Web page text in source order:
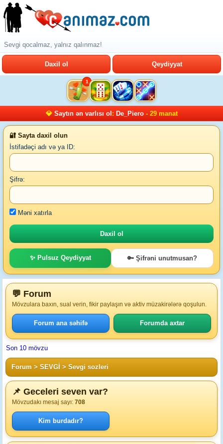
Sevgi qocalmaz, yalnız qalınmaz!
Daxil ol Qeydiyyat
1
💎 Saytın ən varlısı ol : De_Piero- 29 manat
🔐 Sayta daxil olun
İstifadəçi adı və ya ID:
Şifrə:
Məni xatırla
✨ Pulsuz Qeydiyyat 🔑 Şifrəni unutmusan?
💬 Forum
Mövzulara baxın, sual verin, fikir paylaşın və aktiv müzakirələrə qoşulun.
Forum ana səhifə Forumda axtar
Son 10 mövzu
Forum > SEVGİ > Sevgi sozleri
📌 Geceleri seven var?
Mövzudakı mesaj sayı: 708
Kim burdadır?